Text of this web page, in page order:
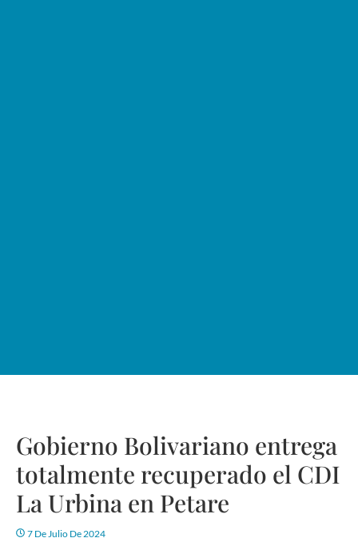
Gobierno Bolivariano entrega
totalmente recuperado el CDI
La Urbina en Petare
7 De Julio De 2024